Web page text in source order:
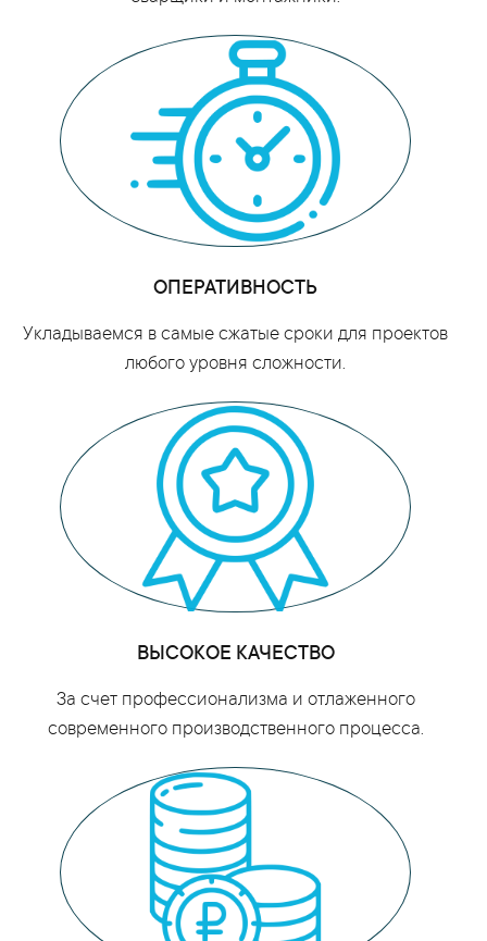
ОПЕРАТИВНОСТЬ
Укладываемся в самые сжатые сроки для проектов
любого уровня сложности.
ВЫСОКОЕ КАЧЕСТВО
За счет профессионализма и отлаженного
современного производственного процесса.